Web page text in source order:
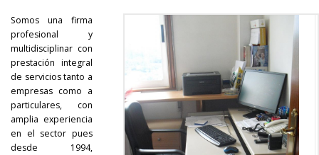
OTRAS AREAS CONTACTO
Somos una firma
profesional y
multidisciplinar con
prestación integral
de servicios tanto a
empresas como a
particulares, con
amplia experiencia
en el sector pues
desde 1994,